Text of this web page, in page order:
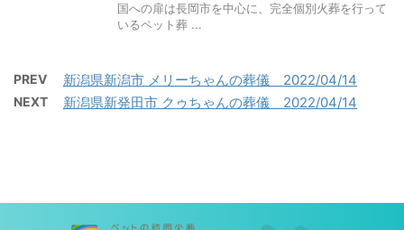
国への扉は長岡市を中心に、完全個別火葬を行って
いるペット葬 ...
PREV 新潟県新潟市 メリーちゃんの葬儀 2022/04/14
NEXT 新潟県新発田市 クゥちゃんの葬儀 2022/04/14